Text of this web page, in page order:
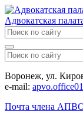
Адвокатская
Воронеж, ул.
e-mail:
Почта члена